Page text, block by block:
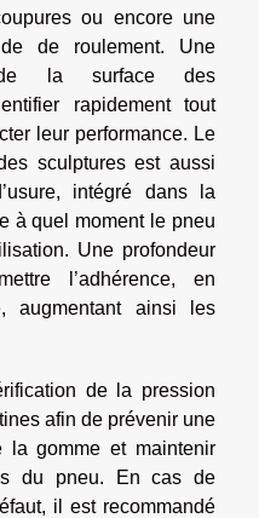
ou encore une
de roulement. Une
de la surface des
rapidement tout
leur performance. Le
sculptures est aussi
intégré dans la
à quel moment le pneu
Une profondeur
l’adhérence, en
augmentant ainsi les
de la pression
afin de prévenir une
la gomme et maintenir
du pneu. En cas de
il est recommandé